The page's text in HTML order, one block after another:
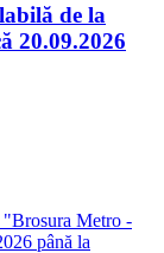
de la
20.09.2026
"Brosura Metro -
până la